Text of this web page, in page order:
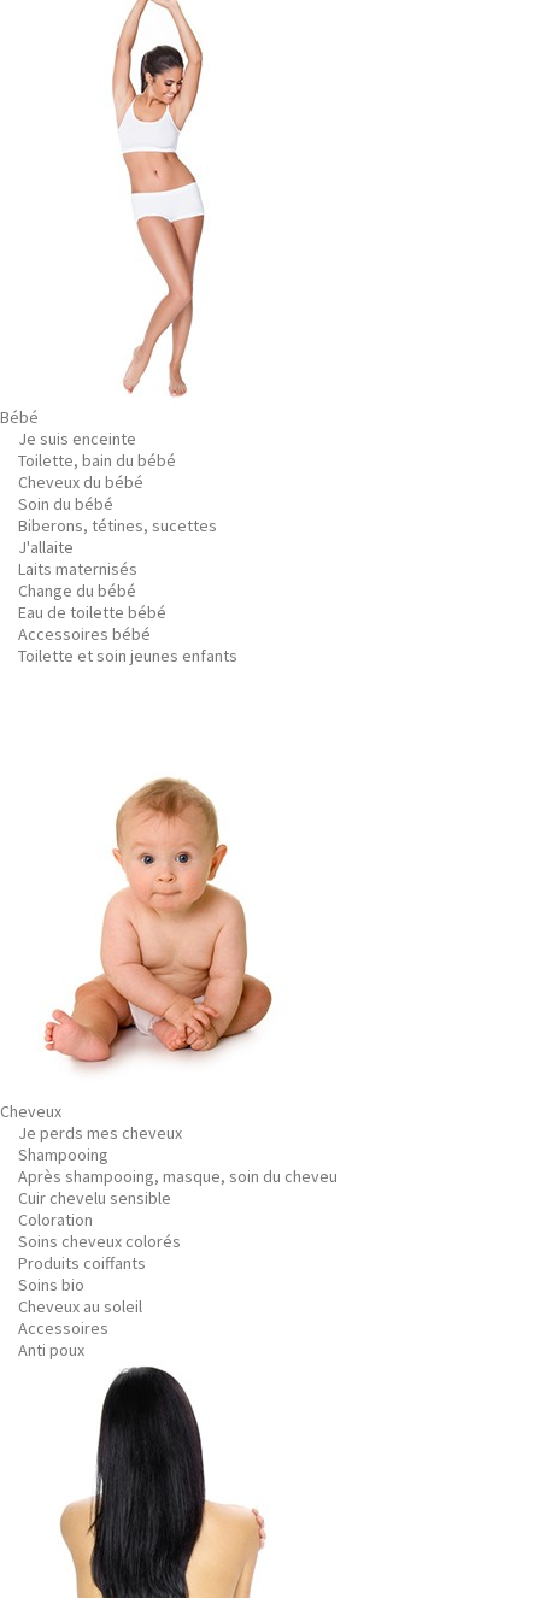
Bébé
Je suis enceinte
Toilette, bain du bébé
Cheveux du bébé
Soin du bébé
Biberons, tétines, sucettes
J'allaite
Laits maternisés
Change du bébé
Eau de toilette bébé
Accessoires bébé
Toilette et soin jeunes enfants
Cheveux
Je perds mes cheveux
Shampooing
Après shampooing, masque, soin du cheveu
Cuir chevelu sensible
Coloration
Soins cheveux colorés
Produits coiffants
Soins bio
Cheveux au soleil
Accessoires
Anti poux